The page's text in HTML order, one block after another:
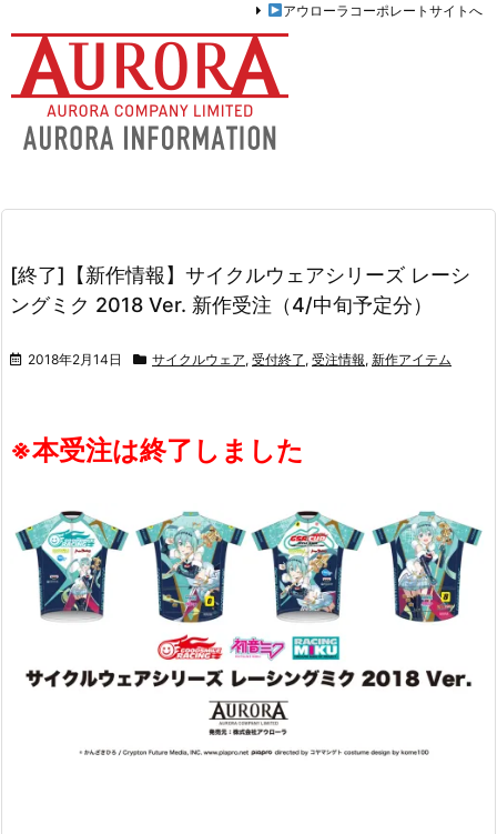
アウローラコーポレートサイトへ
[終了]【新作情報】サイクルウェアシリーズ レーシ
ングミク 2018 Ver. 新作受注（4/中旬予定分）
2018年2月14日 サイクルウェア, 受付終了 , 受注情報, 新作アイテム
※本受注は終了しました